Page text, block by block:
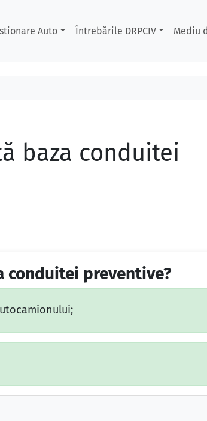
Auto Întrebările DRPCIV Mediu
baza conduitei
conduitei preventive?